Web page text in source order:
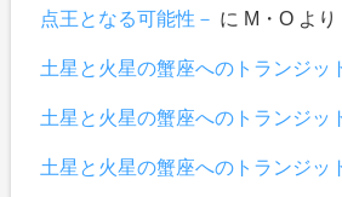
点王となる可能性－ に М・Оより
土星と火星の蟹座へのトランジッ
土星と火星の蟹座へのトランジッ
土星と火星の蟹座へのトランジッ